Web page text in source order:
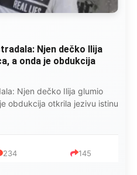
Njen dečko Ilija
a onda je obdukcija
Njen dečko Ilija glumio
obdukcija otkrila jezivu istinu
234 145